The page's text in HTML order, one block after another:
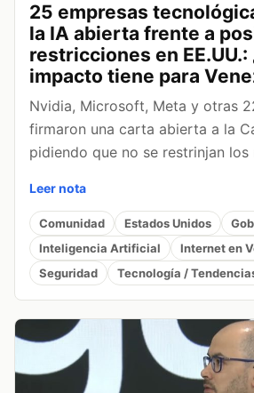
25 empresas
la IA abierta frente a
restricciones en EE.UU.:
impacto tiene para
Nvidia, Microsoft, Meta y otras
firmaron una carta abierta a la
pidiendo que no se restrinjan
Leer nota
Comunidad Estados Unidos
Inteligencia Artificial
Internet en
Seguridad
Tecnología /